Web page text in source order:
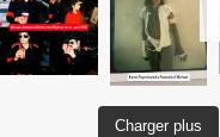
Charger plus